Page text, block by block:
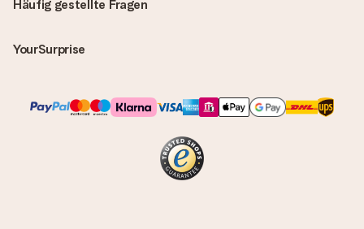
Häufig gestellte Fragen
YourSurprise